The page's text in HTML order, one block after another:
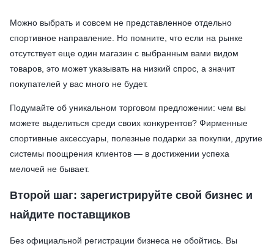
Можно выбрать и совсем не представленное отдельно
спортивное направление. Но помните, что если на рынке
отсутствует еще один магазин с выбранным вами видом
товаров, это может указывать на низкий спрос, а значит
покупателей у вас много не будет.
Подумайте об уникальном торговом предложении: чем вы
можете выделиться среди своих конкурентов? Фирменные
спортивные аксессуары, полезные подарки за покупки, другие
системы поощрения клиентов — в достижении успеха
мелочей не бывает.
Второй шаг: зарегистрируйте свой бизнес и
найдите поставщиков
Без официальной регистрации бизнеса не обойтись. Вы